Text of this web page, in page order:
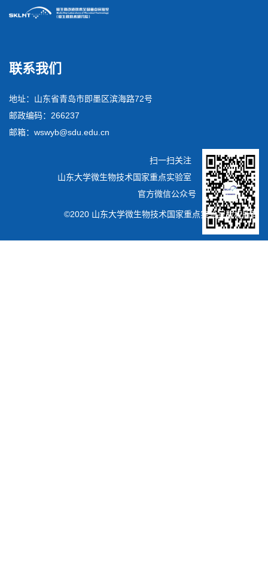
联系我们
地址：山东省青岛市即墨区滨海路72号
邮政编码：266237
邮箱：wswyb@sdu.edu.cn
扫一扫关注
山东大学微生物技术国家重点实验室
官方微信公众号
©2020 山东大学微生物技术国家重点实验室版权所有